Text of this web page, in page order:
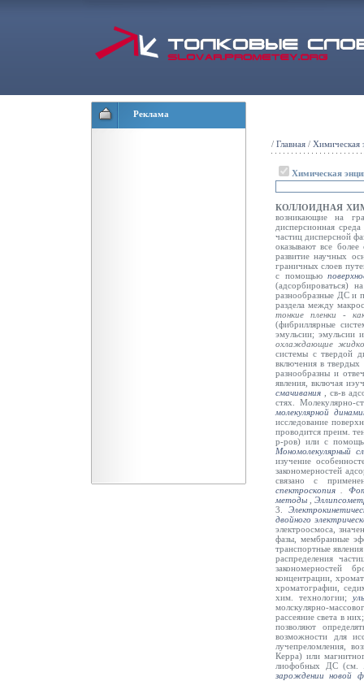
Реклама
/ Главная / Химическая
Химическая
КОЛЛОИДНАЯ
возникающие на
дисперсионная
частиц дисперсной
оказывают все
развитие научных
граничных слоев
с помощью
(адсорбироваться)
разнообразные ДС и
раздела между
тонкие пленки -
(фибриллярные
эмульсии; эмульсии
охлаждающие
системы с твердой
включения в
разнообразны и
явления, включая
смачивания
св-в
стях. Молекулярно-
молекулярной
исследование
проводится преим.
р-ров) или с
Мономолекулярный
изучение
закономерностей
связано с
спектроскопия
методы
,
3.
двойного
электроосмоса,
фазы, мембранные
транспортные
распределения
закономерностей
концентрации,
хроматографии,
хим. технологии;
молскулярно-
рассеяние света в
позволяют
возможности для
лучепреломления,
Керра) или
лиофобных ДС (см.
зарождении новой